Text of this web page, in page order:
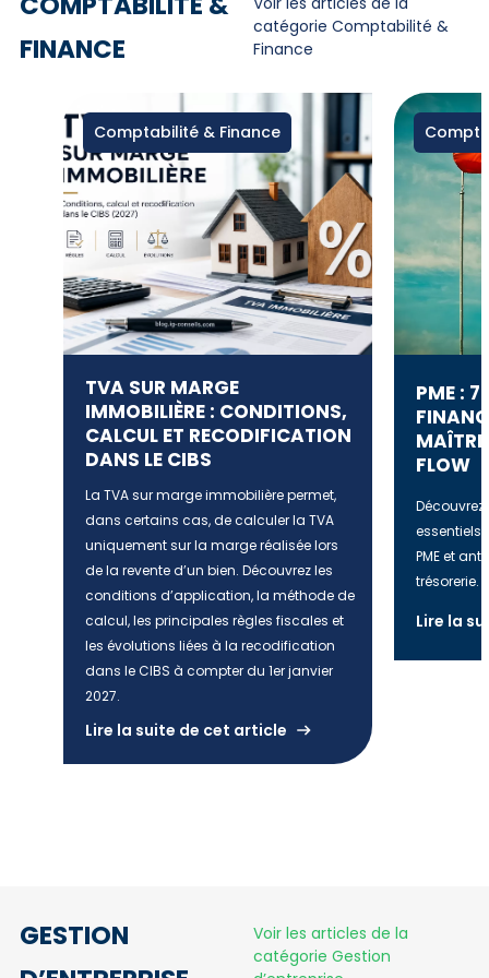
FINANCE
catégorie Comptabilité &
Finance
Comptabilité & Finance
TVA SUR MARGE
IMMOBILIÈRE : CONDITIONS,
CALCUL ET RECODIFICATION
DANS LE CIBS
La TVA sur marge immobilière permet,
dans certains cas, de calculer la TVA
uniquement sur la marge réalisée lors
de la revente d’un bien. Découvrez les
conditions d’application, la méthode de
calcul, les principales règles fiscales et
les évolutions liées à la recodification
dans le CIBS à compter du 1er janvier
2027.
Lire la suite de cet article
PME : 7
FLOW
essentiels
PME et
trésorerie.
Lire la
GESTION
Voir les articles de la
catégorie Gestion